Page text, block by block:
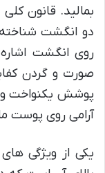
بمالید. قانون
دو انگشت
روی انگشت
صورت و گردن
پوشش یکنواخت
آرامی روی پوست
یکی از ویژگی